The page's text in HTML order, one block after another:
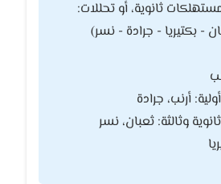
ثانوية، أو تحللات:
- بكتيريا - جرادة - نسر)
أرنب، جرادة
وثالثة: ثعبان، نسر